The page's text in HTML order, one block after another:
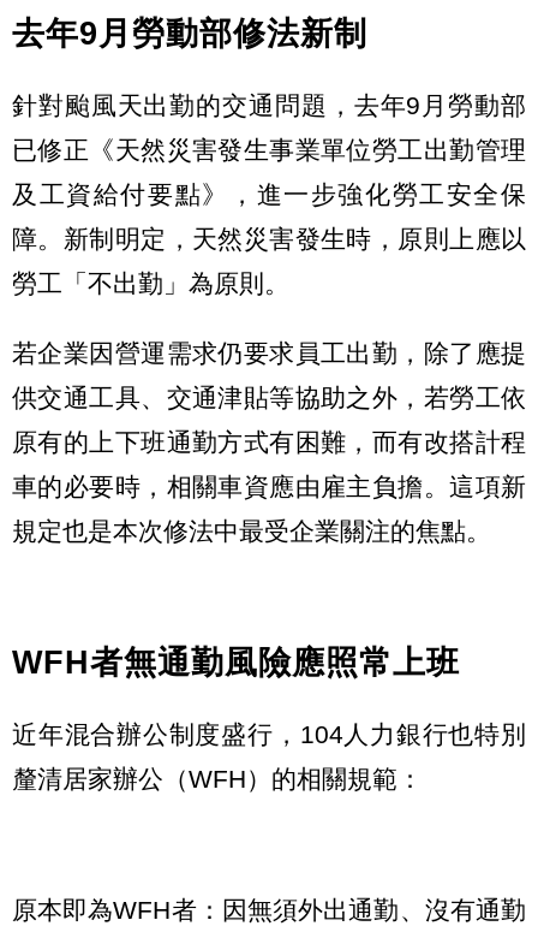
去年9月勞動部修法新制
針對颱風天出勤的交通問題，去年9月勞動部
已修正《天然災害發生事業單位勞工出勤管理
及工資給付要點》，進一步強化勞工安全保
障。新制明定，天然災害發生時，原則上應以
勞工「不出勤」為原則。
若企業因營運需求仍要求員工出勤，除了應提
供交通工具、交通津貼等協助之外，若勞工依
原有的上下班通勤方式有困難，而有改搭計程
車的必要時，相關車資應由雇主負擔。這項新
規定也是本次修法中最受企業關注的焦點。
WFH者無通勤風險應照常上班
近年混合辦公制度盛行，104人力銀行也特別
釐清居家辦公（WFH）的相關規範：
原本即為WFH者：因無須外出通勤、沒有通勤